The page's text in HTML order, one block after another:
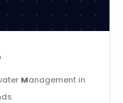
Management in